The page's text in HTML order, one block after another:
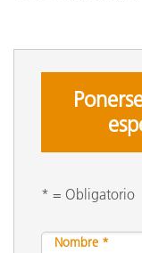
* = Obligatorio
Nombre *